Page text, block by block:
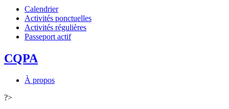
Calendrier
Activités ponctuelles
Activités régulières
Passeport actif
CQPA
À propos
?>